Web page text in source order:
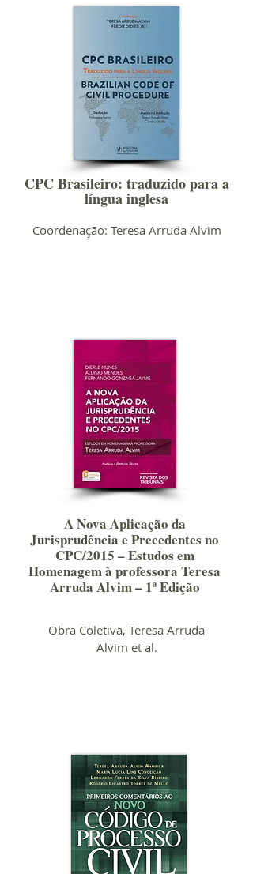
CPC Brasileiro: traduzido para a
língua inglesa
Coordenação: Teresa Arruda Alvim
A Nova Aplicação da
Jurisprudência e Precedentes no
CPC/2015 – Estudos em
Homenagem à professora Teresa
Arruda Alvim – 1ª Edição
Obra Coletiva, Teresa Arruda
Alvim et al.